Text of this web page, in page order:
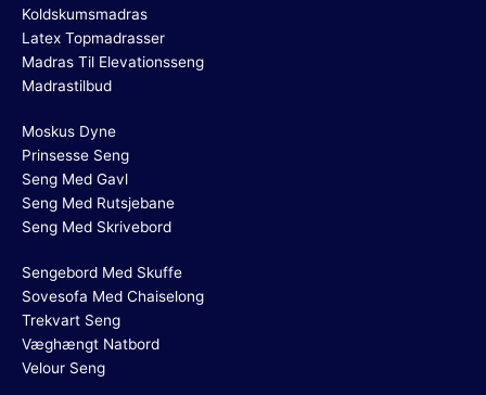
Koldskumsmadras
Latex Topmadrasser
Madras Til Elevationsseng
Madrastilbud
Moskus Dyne
Prinsesse Seng
Seng Med Gavl
Seng Med Rutsjebane
Seng Med Skrivebord
Sengebord Med Skuffe
Sovesofa Med Chaiselong
Trekvart Seng
Væghængt Natbord
Velour Seng